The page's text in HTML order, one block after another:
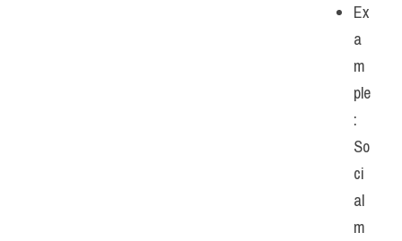
Ex
a
m
ple
:
So
ci
al
m